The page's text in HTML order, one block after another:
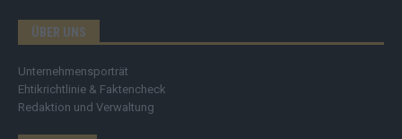
ÜBER UNS
Unternehmensporträt
Ehtikrichtlinie & Faktencheck
Redaktion und Verwaltung